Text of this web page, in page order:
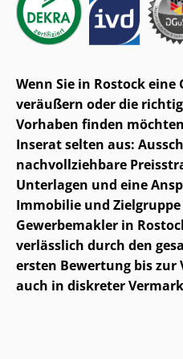
Wenn Sie in Rostock
veräußern oder die
Vorhaben finden
Inserat selten aus:
nach­voll­zieh­ba­re
Unterlagen und eine
Immobilie und
Gewerbemakler in
verlässlich durch den
ersten Bewertung bis zur
auch in diskreter